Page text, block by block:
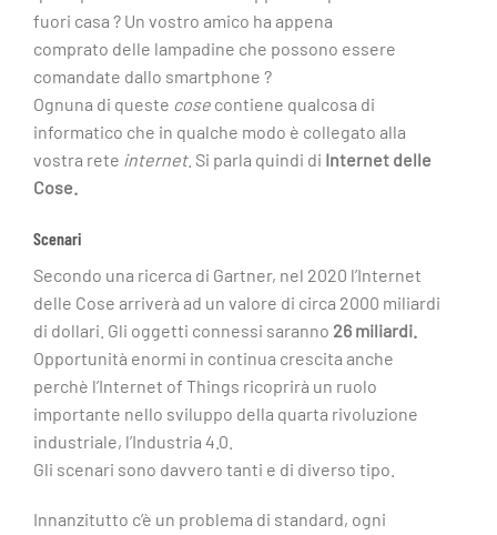
fuori casa ? Un vostro amico ha appena
comprato delle lampadine che possono essere
comandate dallo smartphone ?
Ognuna di queste cose contiene qualcosa di
informatico che in qualche modo è collegato alla
vostra rete internet. Si parla quindi di Internet delle
Cose.
Scenari
Secondo una ricerca di Gartner, nel 2020 l’Internet
delle Cose arriverà ad un valore di circa 2000 miliardi
di dollari. Gli oggetti connessi saranno 26 miliardi.
Opportunità enormi in continua crescita anche
perchè l’Internet of Things ricoprirà un ruolo
importante nello sviluppo della quarta rivoluzione
industriale, l’Industria 4.0.
Gli scenari sono davvero tanti e di diverso tipo.
Innanzitutto c’è un problema di standard, ogni